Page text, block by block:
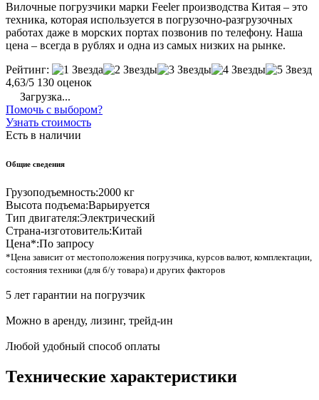
Вилочные погрузчики марки Feeler производства Китая – это
техника, которая используется в погрузочно-разгрузочных
работах даже в морских портах позвонив по телефону. Наша
цена – всегда в рублях и одна из самых низких на рынке.
Рейтинг:
4,63/5 130 оценок
Загрузка...
Помочь с выбором?
Узнать стоимость
Есть в наличии
Общие сведения
Грузоподъемность:2000 кг
Высота подъема:Варьируется
Тип двигателя:Электрический
Страна-изготовитель:Китай
Цена*:По запросу
*Цена зависит от местоположения погрузчика, курсов валют, комплектации,
состояния техники (для б/у товара) и других факторов
5 лет гарантии на погрузчик
Можно в аренду, лизинг, трейд-ин
Любой удобный способ оплаты
Технические характеристики